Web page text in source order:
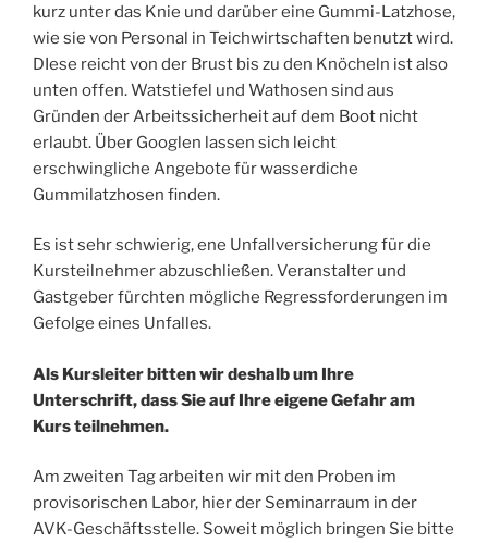
kurz unter das Knie und darüber eine Gummi-Latzhose,
wie sie von Personal in Teichwirtschaften benutzt wird.
DIese reicht von der Brust bis zu den Knöcheln ist also
unten offen. Watstiefel und Wathosen sind aus
Gründen der Arbeitssicherheit auf dem Boot nicht
erlaubt. Über Googlen lassen sich leicht
erschwingliche Angebote für wasserdiche
Gummilatzhosen finden.
Es ist sehr schwierig, ene Unfallversicherung für die
Kursteilnehmer abzuschließen. Veranstalter und
Gastgeber fürchten mögliche Regressforderungen im
Gefolge eines Unfalles.
Als Kursleiter bitten wir deshalb um Ihre
Unterschrift, dass Sie auf Ihre eigene Gefahr am
Kurs teilnehmen.
Am zweiten Tag arbeiten wir mit den Proben im
provisorischen Labor, hier der Seminarraum in der
AVK-Geschäftsstelle. Soweit möglich bringen Sie bitte